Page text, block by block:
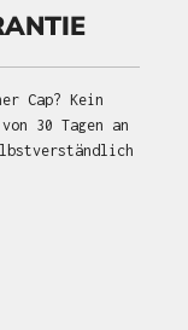
Cap? Kein
30 Tagen an